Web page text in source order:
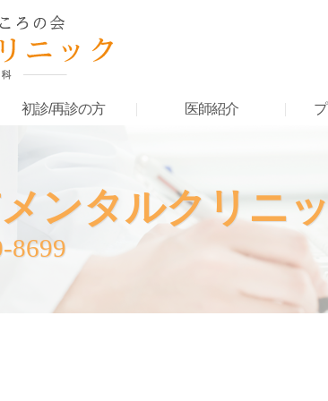
初診/再診の方 医師紹介
ンタルクリニ
8699